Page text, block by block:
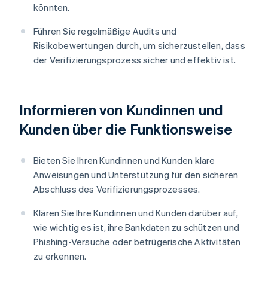
könnten.
Führen Sie regelmäßige Audits und
Risikobewertungen durch, um sicherzustellen, dass
der Verifizierungsprozess sicher und effektiv ist.
Informieren von Kundinnen und
Kunden über die Funktionsweise
Bieten Sie Ihren Kundinnen und Kunden klare
Anweisungen und Unterstützung für den sicheren
Abschluss des Verifizierungsprozesses.
Klären Sie Ihre Kundinnen und Kunden darüber auf,
wie wichtig es ist, ihre Bankdaten zu schützen und
Phishing-Versuche oder betrügerische Aktivitäten
zu erkennen.